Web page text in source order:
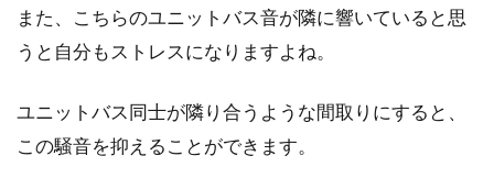
また、こちらのユニットバス音が隣に響いていると思
うと自分もストレスになりますよね。
ユニットバス同士が隣り合うような間取りにすると、
この騒音を抑えることができます。